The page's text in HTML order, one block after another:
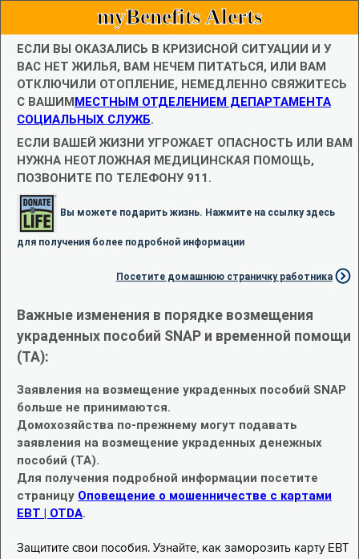
myBenefits Alerts
ЕСЛИ ВЫ ОКАЗАЛИСЬ В КРИЗИСНОЙ СИТУАЦИИ И У
ВАС НЕТ ЖИЛЬЯ, ВАМ НЕЧЕМ ПИТАТЬСЯ, ИЛИ ВАМ
ОТКЛЮЧИЛИ ОТОПЛЕНИЕ, НЕМЕДЛЕННО СВЯЖИТЕСЬ
С ВАШИММЕСТНЫМ ОТДЕЛЕНИЕМ ДЕПАРТАМЕНТА
СОЦИАЛЬНЫХ СЛУЖБ.
ЕСЛИ ВАШЕЙ ЖИЗНИ УГРОЖАЕТ ОПАСНОСТЬ ИЛИ ВАМ
НУЖНА НЕОТЛОЖНАЯ МЕДИЦИНСКАЯ ПОМОЩЬ,
ПОЗВОНИТЕ ПО ТЕЛЕФОНУ 911.
Вы можете подарить жизнь. Нажмите на ссылку здесь
для получения более подробной информации
Посетите домашнюю страничку работника
Важные изменения в порядке возмещения
украденных пособий SNAP и временной помощи
(TA):
Заявления на возмещение украденных пособий SNAP
больше не принимаются.
Домохозяйства по-прежнему могут подавать
заявления на возмещение украденных денежных
пособий (TA).
Для получения подробной информации посетите
страницу Оповещение о мошенничестве с картами
EBT | OTDA.
Защитите свои пособия. Узнайте, как заморозить карту EBT